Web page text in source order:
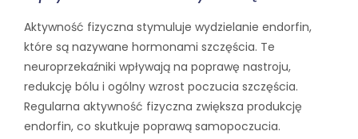
Aktywność fizyczna stymuluje wydzielanie endorfin,
które są nazywane hormonami szczęścia. Te
neuroprzekaźniki wpływają na poprawę nastroju,
redukcję bólu i ogólny wzrost poczucia szczęścia.
Regularna aktywność fizyczna zwiększa produkcję
endorfin, co skutkuje poprawą samopoczucia.